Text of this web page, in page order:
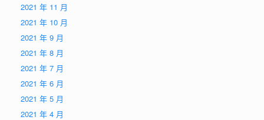
2021 年 11 月
2021 年 10 月
2021 年 9 月
2021 年 8 月
2021 年 7 月
2021 年 6 月
2021 年 5 月
2021 年 4 月